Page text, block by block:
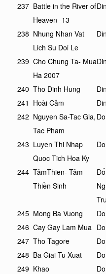
237 Battle in the River of
Heaven -13
238 Nhung Nhan Vat
Lich Su Doi Le
239 Cho Chung Ta- Mua
Ha 2007
240 Tho Dinh Hung
241 Hoài Cảm
242 Nguyen Sa-Tac Gia,
Tac Pham
243 Luyen Thi Nhap
Quoc Tich Hoa Ky
244 TâmThien- Tâm
Thiền Sinh
245 Mong Ba Vuong
246 Cay Gay Lam Mua
247 Tho Tagore
248 Ba Giai Tu Xuat
249 Khao